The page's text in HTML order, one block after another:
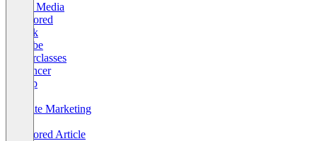
Social Media
Sponsored
TikTok
Youtube
Masterclasses
Influencer
Startup
Affiliate Marketing
Sponsored Article